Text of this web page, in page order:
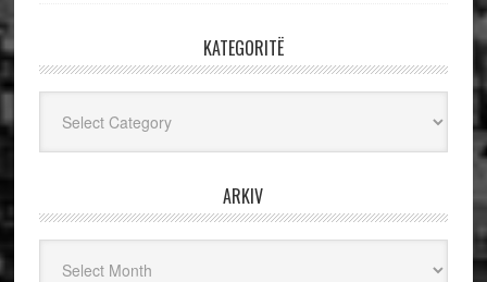
KATEGORITË
ARKIV